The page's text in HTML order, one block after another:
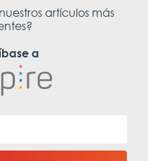
artículos más
a